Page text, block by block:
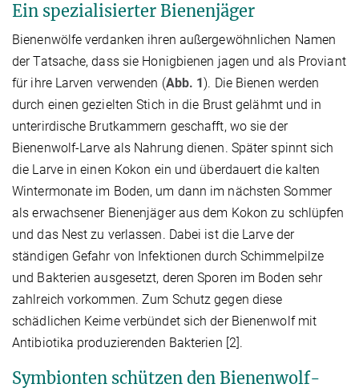
Ein spezialisierter Bienenjäger
Bienenwölfe verdanken ihren außergewöhnlichen Namen
der Tatsache, dass sie Honigbienen jagen und als Proviant
für ihre Larven verwenden (Abb. 1 ). Die Bienen werden
durch einen gezielten Stich in die Brust gelähmt und in
unterirdische Brutkammern geschafft, wo sie der
Bienenwolf-Larve als Nahrung dienen. Später spinnt sich
die Larve in einen Kokon ein und überdauert die kalten
Wintermonate im Boden, um dann im nächsten Sommer
als erwachsener Bienenjäger aus dem Kokon zu schlüpfen
und das Nest zu verlassen. Dabei ist die Larve der
ständigen Gefahr von Infektionen durch Schimmelpilze
und Bakterien ausgesetzt, deren Sporen im Boden sehr
zahlreich vorkommen. Zum Schutz gegen diese
schädlichen Keime verbündet sich der Bienenwolf mit
Antibiotika produzierenden Bakterien [2].
Symbionten schützen den Bienenwolf-